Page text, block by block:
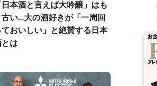
日本酒と言えば大吟醸」はも
古い...大の酒好きが「一周回
ておいしい」と絶賛する日本
は